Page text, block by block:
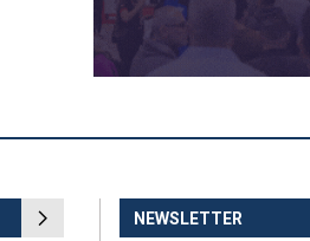
NEWSLETTER